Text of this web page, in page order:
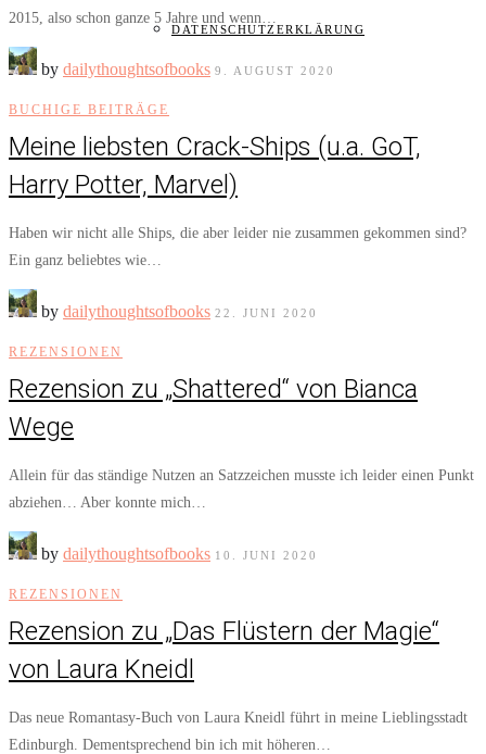
DATENSCHUTZERKLÄRUNG
2015, also schon ganze 5 Jahre und wenn…
by dailythoughtsofbooks 9. AUGUST 2020
BUCHIGE BEITRÄGE
Meine liebsten Crack-Ships (u.a. GoT,
Harry Potter, Marvel)
Haben wir nicht alle Ships, die aber leider nie zusammen gekommen sind?
Ein ganz beliebtes wie…
by dailythoughtsofbooks 22. JUNI 2020
REZENSIONEN
Rezension zu „Shattered“ von Bianca
Wege
Allein für das ständige Nutzen an Satzzeichen musste ich leider einen Punkt
abziehen… Aber konnte mich…
by dailythoughtsofbooks 10. JUNI 2020
REZENSIONEN
Rezension zu „Das Flüstern der Magie“
von Laura Kneidl
Das neue Romantasy-Buch von Laura Kneidl führt in meine Lieblingsstadt
Edinburgh. Dementsprechend bin ich mit höheren…